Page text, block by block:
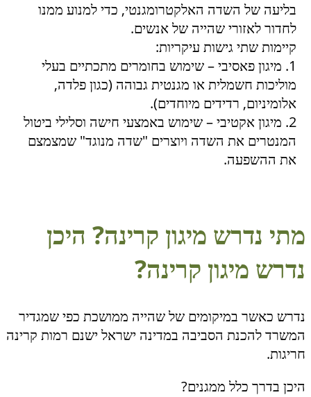
בליעה של השדה האלקטרומגנטי, כדי למנוע ממנו
לחדור לאזורי שהייה של אנשים.
קיימות שתי גישות עיקריות:
1. מיגון פאסיבי – שימוש בחומרים מתכתיים בעלי
מוליכות חשמלית או מגנטית גבוהה (כגון פלדה,
אלומיניום, רדידים מיוחדים).
2. מיגון אקטיבי – שימוש באמצעי חישה וסלילי ביטול
המנטרים את השדה ויוצרים "שדה מנוגד" שמצמצם
את ההשפעה.
מתי נדרש מיגון קרינה? היכן
נדרש מיגון קרינה?
נדרש כאשר במיקומים של שהייה ממושכת כפי שמגדיר
המשרד להכנת הסביבה במדינה ישראל ישנם רמות קרינה
חריגות.
היכן בדרך כלל ממגנים?